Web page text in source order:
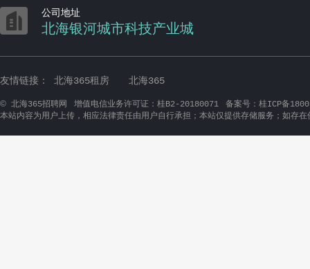
 公司地址
北海银河城市科技产业城
友情链接： 北海365租房 北海365
© 北海365招聘网 增值电信业务许可证：桂B2-20180071
备案号：桂ICP备
本站内容为用户上传，相应法律责任由用户自行承担；本站仅提供存储服务；如存